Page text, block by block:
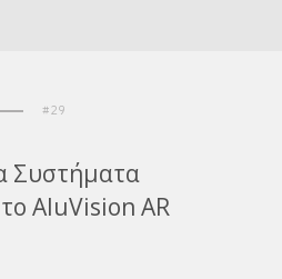
#29
Συστήματα
AluVision AR